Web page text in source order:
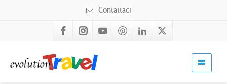
Contattaci